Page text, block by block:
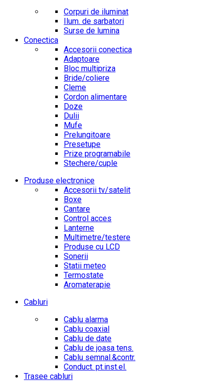
Corpuri de iluminat
Ilum. de sarbatori
Surse de lumina
Conectica
Accesorii conectica
Adaptoare
Bloc multipriza
Bride/coliere
Cleme
Cordon alimentare
Doze
Dulii
Mufe
Prelungitoare
Presetupe
Prize programabile
Stechere/cuple
Produse electronice
Accesorii tv/satelit
Boxe
Cantare
Control acces
Lanterne
Multimetre/testere
Produse cu LCD
Sonerii
Statii meteo
Termostate
Aromaterapie
Cabluri
Cablu alarma
Cablu coaxial
Cablu de date
Cablu de joasa tens.
Cablu semnal.&contr.
Conduct. pt.inst.el.
Trasee cabluri